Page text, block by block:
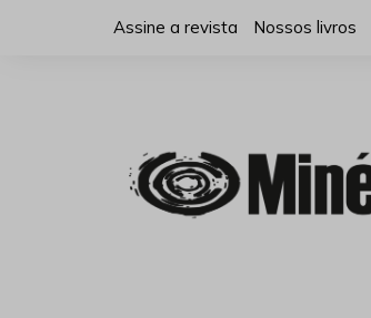
Assine a revista Nossos livros